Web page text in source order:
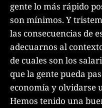
gente lo más rápido
son mínimos. Y
las consecuencias de
adecuarnos al
de cuales son los
que la gente pueda
economía y olvidarse
Hemos tenido una